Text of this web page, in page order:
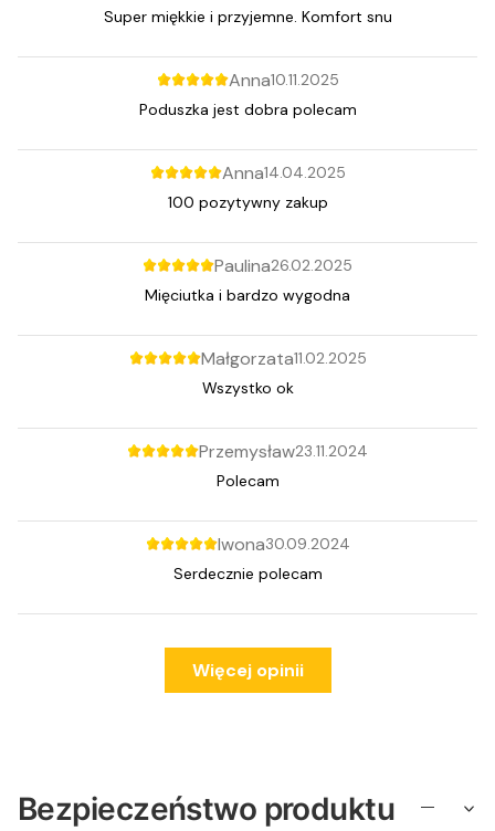
Super miękkie i przyjemne. Komfort snu
Anna10.11.2025
Poduszka jest dobra polecam
Anna14.04.2025
100 pozytywny zakup
Paulina26.02.2025
Mięciutka i bardzo wygodna
Małgorzata11.02.2025
Wszystko ok
Przemysław23.11.2024
Polecam
Iwona30.09.2024
Serdecznie polecam
Więcej opinii
Bezpieczeństwo produktu